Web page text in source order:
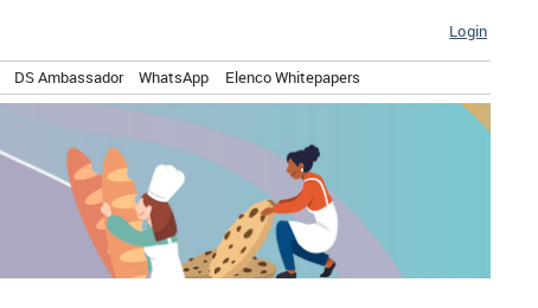
Login
DS Ambassador WhatsApp Elenco Whitepapers